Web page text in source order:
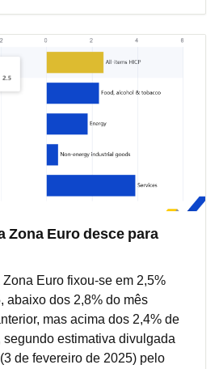
Zona Euro desce para
Euro fixou-se em 2,5%
abaixo dos 2,8% do mês
mas acima dos 2,4% de
estimativa divulgada
de fevereiro de 2025) pelo